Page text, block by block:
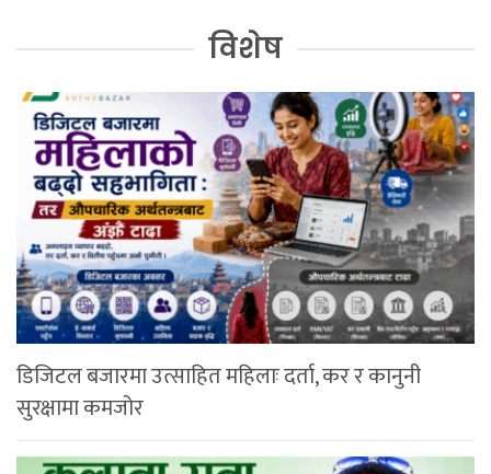
विशेष
डिजिटल बजारमा उत्साहित महिलाः दर्ता, कर र कानुनी
सुरक्षामा कमजोर